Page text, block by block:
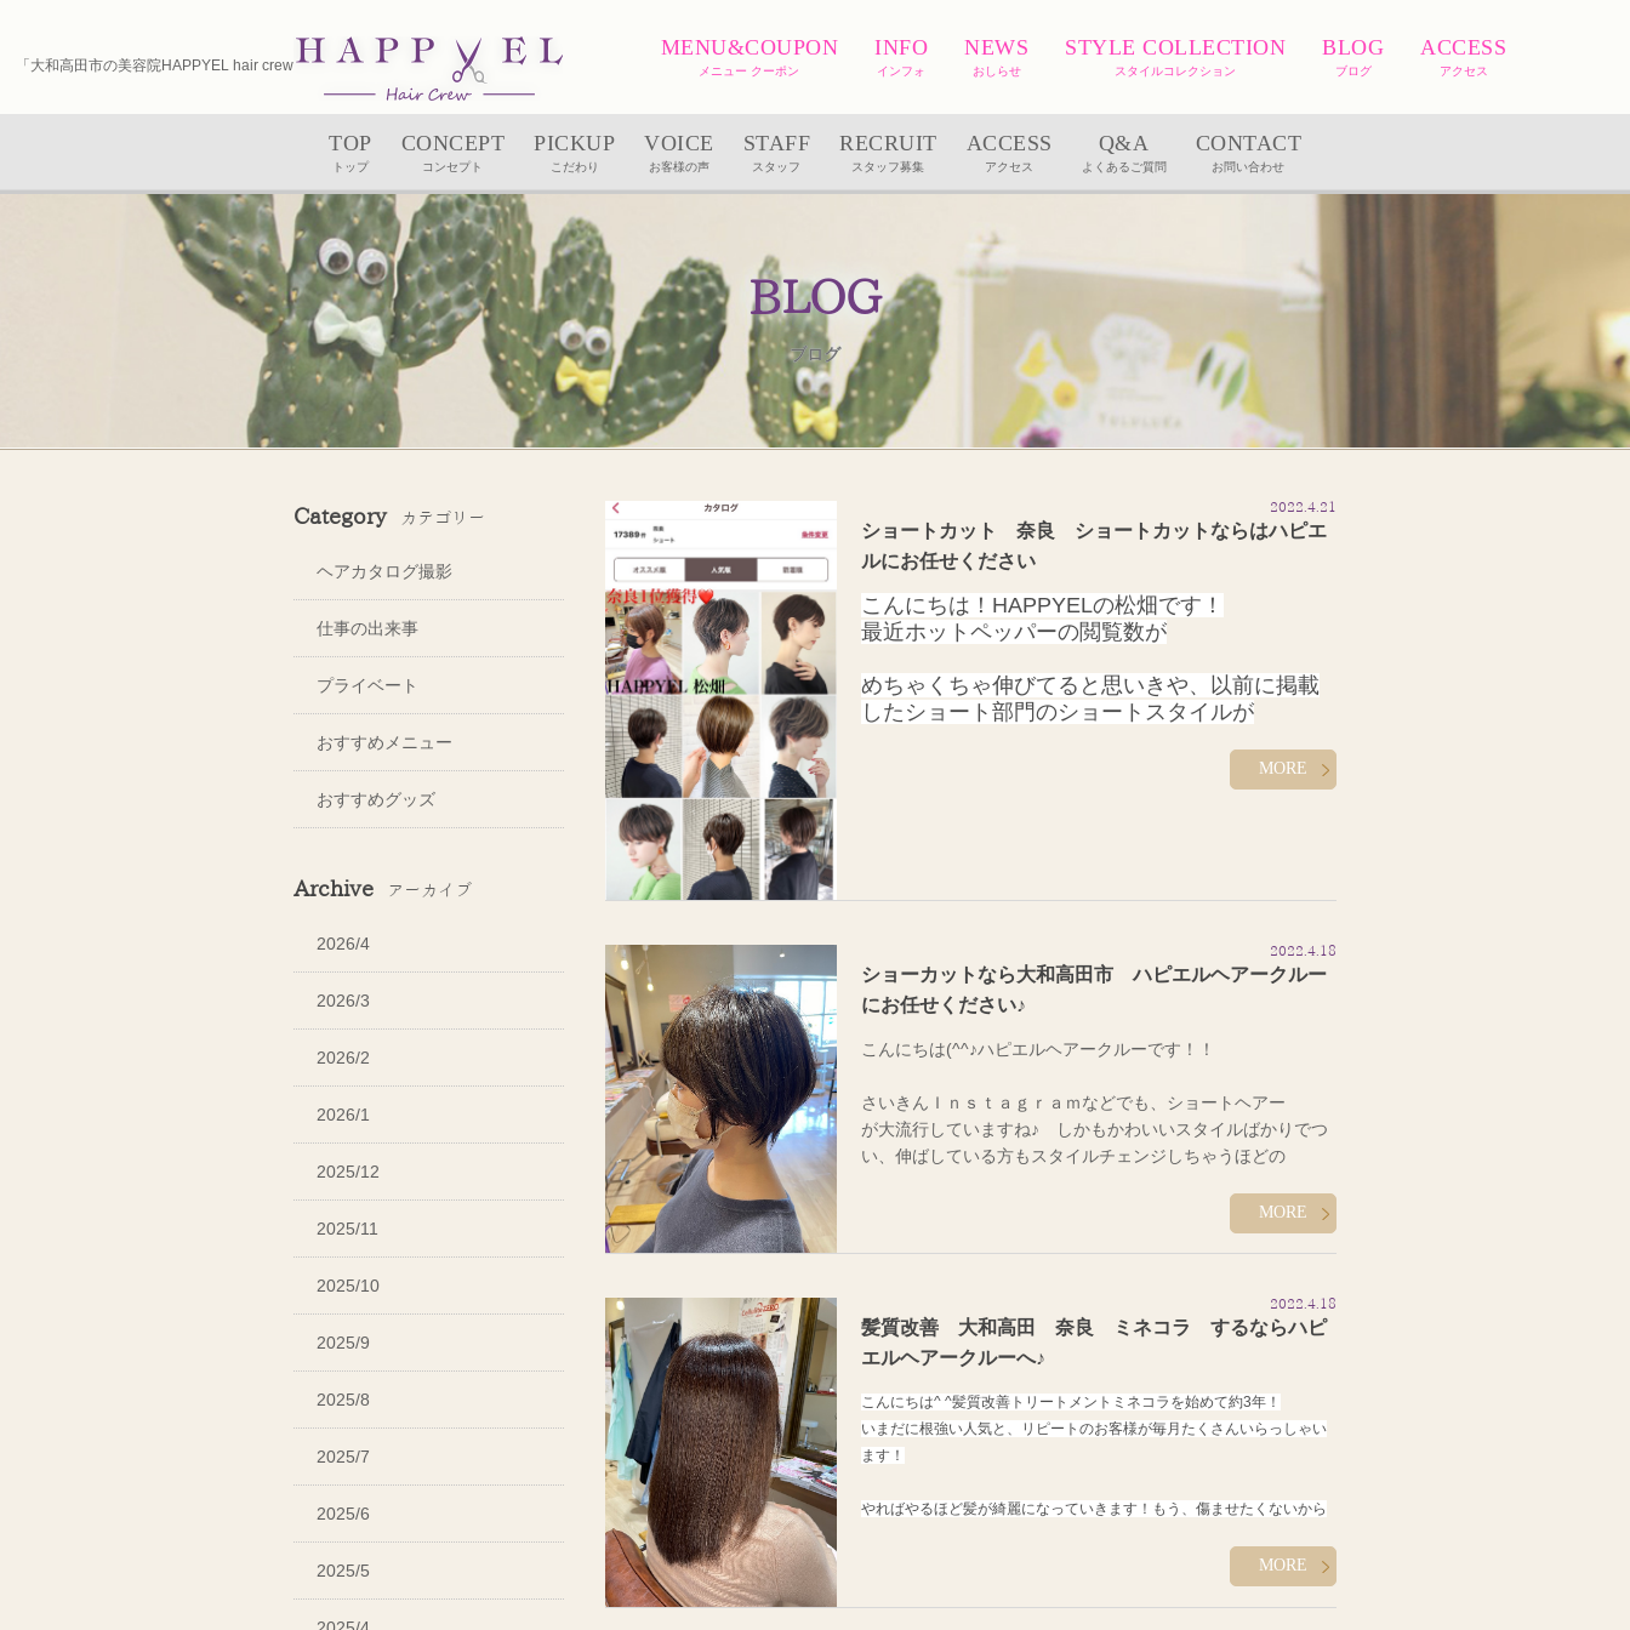
「大和高田市の美容院HAPPYEL hair crew（ハピエル）｜ユルルカヘッドスパ」
MENU&COUPON
メニュー クーポン
INFO
インフォ
NEWS
おしらせ
STYLE COLLECTION
スタイルコレクション
BLOG
ブログ
ACCESS
アクセス
TOP
トップ
CONCEPT
コンセプト
PICKUP
こだわり
VOICE
お客様の声
STAFF
スタッフ
RECRUIT
スタッフ募集
ACCESS
アクセス
Q&A
よくあるご質問
CONTACT
お問い合わせ
BLOG
ブログ
2022.4.21
ショートカット 奈良 ショートカットならはハピエ
ルにお任せください
こんにちは！HAPPYELの松畑です！
最近ホットペッパーの閲覧数が
めちゃくちゃ伸びてると思いきや、
以前に掲載
したショート部門のショートスタイルが
なんと 奈良 一位 にランキング入りしてま
絶対可愛くして見せます！！
MORE
2022.4.18
ショーカットなら大和高田市 ハピエルヘアークルー
にお任せください♪
こんにちは(^^♪ハピエルヘアークルーです！！
さいきんＩｎｓｔａｇｒａｍなどでも、ショートヘアー
が大流行していますね♪ しかもかわいいスタイルばかりでつ
い、伸ばしている方もスタイルチェンジしちゃうほどの
ショートヘアーブームですね！！ そんなあなた！！ハピエル
では日々、インスタグラムや、Ｈｏｔ Ｐｅｐｐｅｒやメディ
ていますので、どんなお客様でも素敵なヘアースタイルに、
チェンジしちゃいます！！
他と違う、周りのお友達などにその紙どこで切ったの！？と言
われたいならハピエルにぜひお越しください！！
ィーでハピエルを検索
ホットペッパービューティー
ページ ←こちらをクリック
MORE
2022.4.18
髪質改善 大和高田 奈良 ミネコラ するならハピ
エルヘアークルーへ♪
こんにちは^ ^髪質改善トリートメントミネコラを始めて約3年！
いまだに根強い人気と、
リピートのお客様が毎月たくさんいらっしゃい
ます！
やればやるほど髪が綺麗になっていきます！もう、 傷ませたくないから
MORE
Category カテゴリー
ヘアカタログ撮影
仕事の出来事
プライベート
おすすめメニュー
おすすめグッズ
Archive アーカイブ
2026/4
2026/3
2026/2
2026/1
2025/12
2025/11
2025/10
2025/9
2025/8
2025/7
2025/6
2025/5